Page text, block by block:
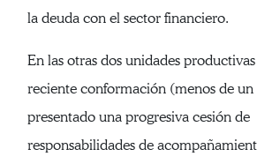
la deuda con el sector financiero.
En las otras dos unidades
reciente conformación (menos de un
presentado una progresiva cesión de
responsabilidades de